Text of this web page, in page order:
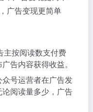
广告变现更简单
主按阅读数支付费
告内容获得收益。
号运营者在广告发
阅读量多少，广告